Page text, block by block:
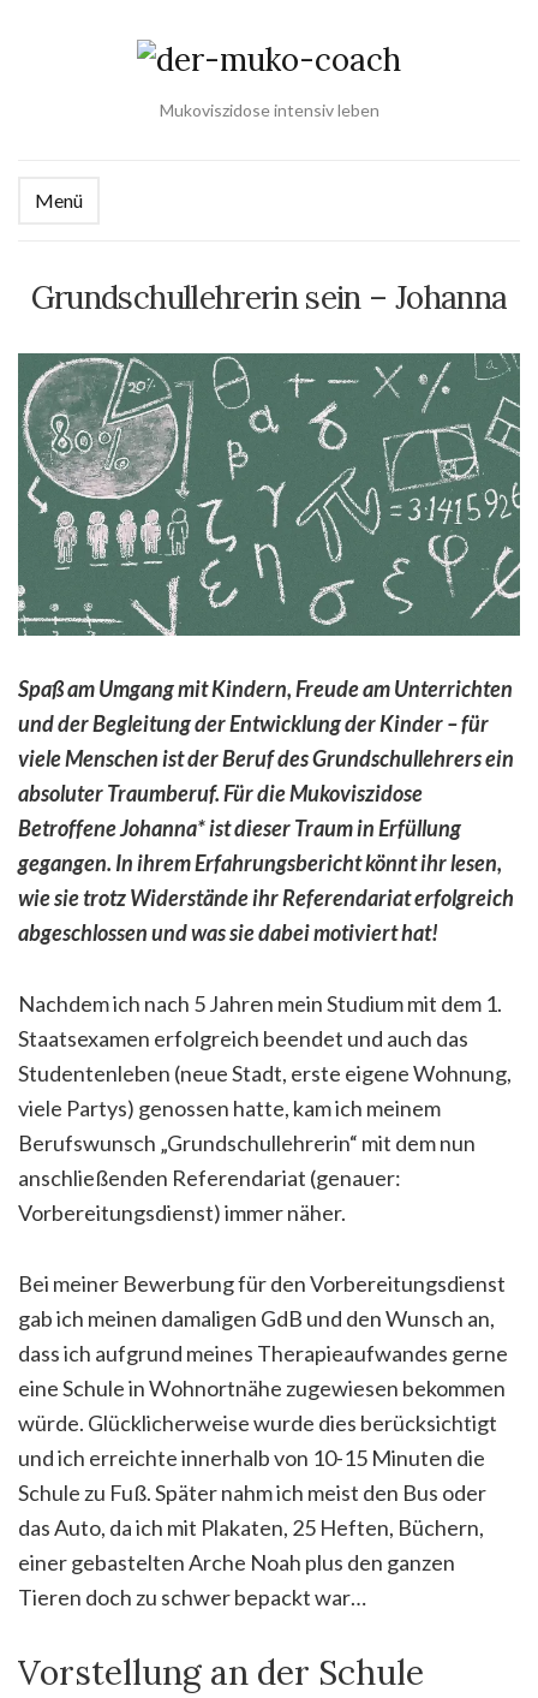
Mukoviszidose intensiv leben
Menü
Grundschullehrerin sein – Johanna
Spaß am Umgang mit Kindern, Freude am Unterrichten
und der Begleitung der Entwicklung der Kinder – für
viele Menschen ist der Beruf des Grundschullehrers ein
absoluter Traumberuf. Für die Mukoviszidose
Betroffene Johanna* ist dieser Traum in Erfüllung
gegangen. In ihrem Erfahrungsbericht könnt ihr lesen,
wie sie trotz Widerstände ihr Referendariat erfolgreich
abgeschlossen und was sie dabei motiviert hat!
Nachdem ich nach 5 Jahren mein Studium mit dem 1.
Staatsexamen erfolgreich beendet und auch das
Studentenleben (neue Stadt, erste eigene Wohnung,
viele Partys) genossen hatte, kam ich meinem
Berufswunsch „Grundschullehrerin“ mit dem nun
anschließenden Referendariat (genauer:
Vorbereitungsdienst) immer näher.
Bei meiner Bewerbung für den Vorbereitungsdienst
gab ich meinen damaligen GdB und den Wunsch an,
dass ich aufgrund meines Therapieaufwandes gerne
eine Schule in Wohnortnähe zugewiesen bekommen
würde. Glücklicherweise wurde dies berücksichtigt
und ich erreichte innerhalb von 10-15 Minuten die
Schule zu Fuß. Später nahm ich meist den Bus oder
das Auto, da ich mit Plakaten, 25 Heften, Büchern,
einer gebastelten Arche Noah plus den ganzen
Tieren doch zu schwer bepackt war…
Vorstellung an der Schule